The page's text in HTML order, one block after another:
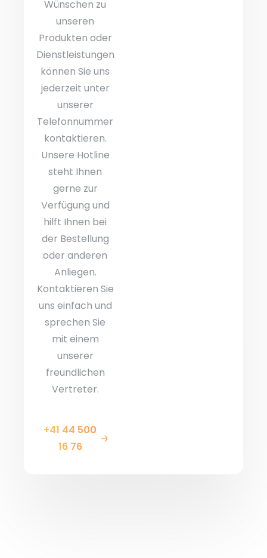
Wünschen zu
unseren
Produkten oder
Dienstleistungen
können Sie uns
jederzeit unter
unserer
Telefonnummer
kontaktieren.
Unsere Hotline
steht Ihnen
gerne zur
Verfügung und
hilft Ihnen bei
der Bestellung
oder anderen
Anliegen.
Kontaktieren Sie
uns einfach und
sprechen Sie
mit einem
unserer
freundlichen
Vertreter.
+41 44 500
16 76